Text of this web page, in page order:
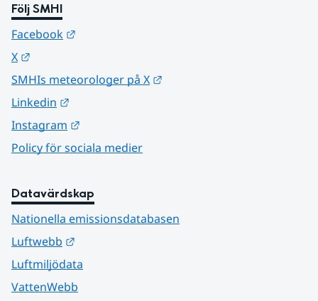
Följ SMHI
Facebook
X
SMHIs meteorologer på X
Linkedin
Instagram
Policy för sociala medier
Datavärdskap
Nationella emissionsdatabasen
Luftwebb
Luftmiljödata
VattenWebb